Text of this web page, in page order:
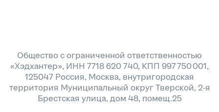
Общество с ограниченной ответственностью
«Хэдхантер», ИНН 7718 620 740, КПП 997 750 001,
125047 Россия, Москва, внутригородская
территория Муниципальный округ Тверской, 2-я
Брестская улица, дом 48, помещ.25